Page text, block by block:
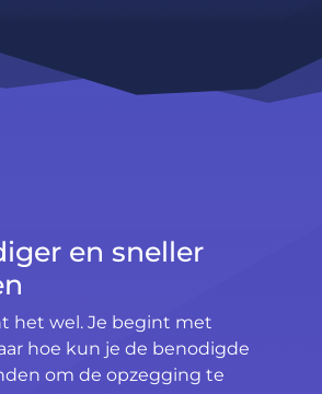
en sneller
het wel. Je begint met
hoe kun je de benodigde
om de opzegging te